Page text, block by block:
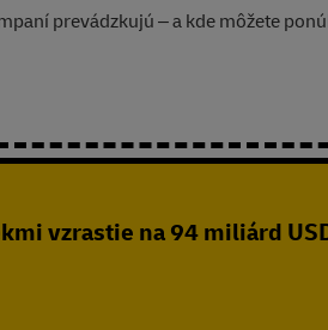
prevádzkujú – a kde môžete
vzrastie na 94 miliárd